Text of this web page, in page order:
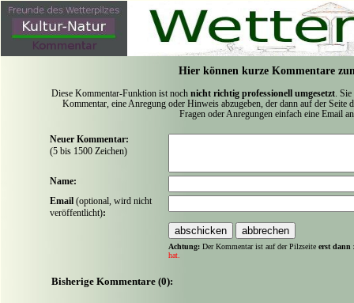
Hier können kurze Kommentare
Diese Kommentar-Funktion ist noch nicht richtig professionell umgesetzt .
Kommentar, eine Anregung oder Hinweis abzugeben, der dann auf der
Fragen oder Anregungen einfach eine Email
Neuer Kommentar:
(5 bis 1500 Zeichen)
Name:
Email (optional, wird nicht
veröffentlicht):
Achtung: Der Kommentar ist auf der Pilzseite erst dann
hat.
Bisherige Kommentare (0):